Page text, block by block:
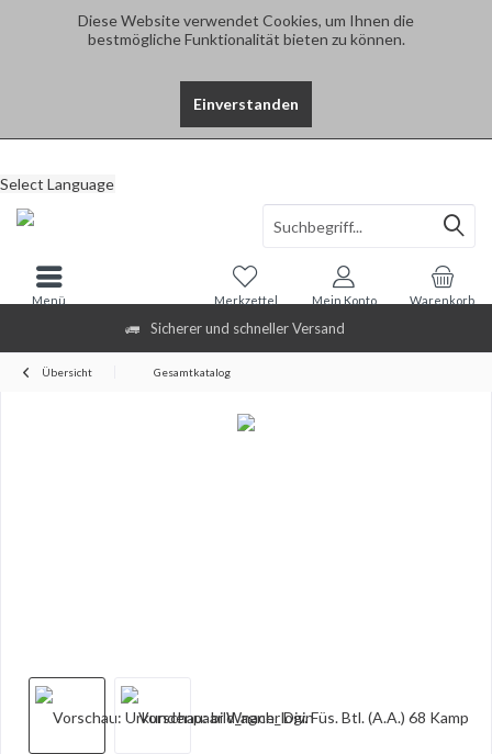
Diese Website verwendet Cookies, um Ihnen die
bestmögliche Funktionalität bieten zu können.
Einverstanden
Sicherer und schneller Versand
Select Language
Warenkorb
Merkzettel Mein Konto
Menü
Übersicht Gesamtkatalog